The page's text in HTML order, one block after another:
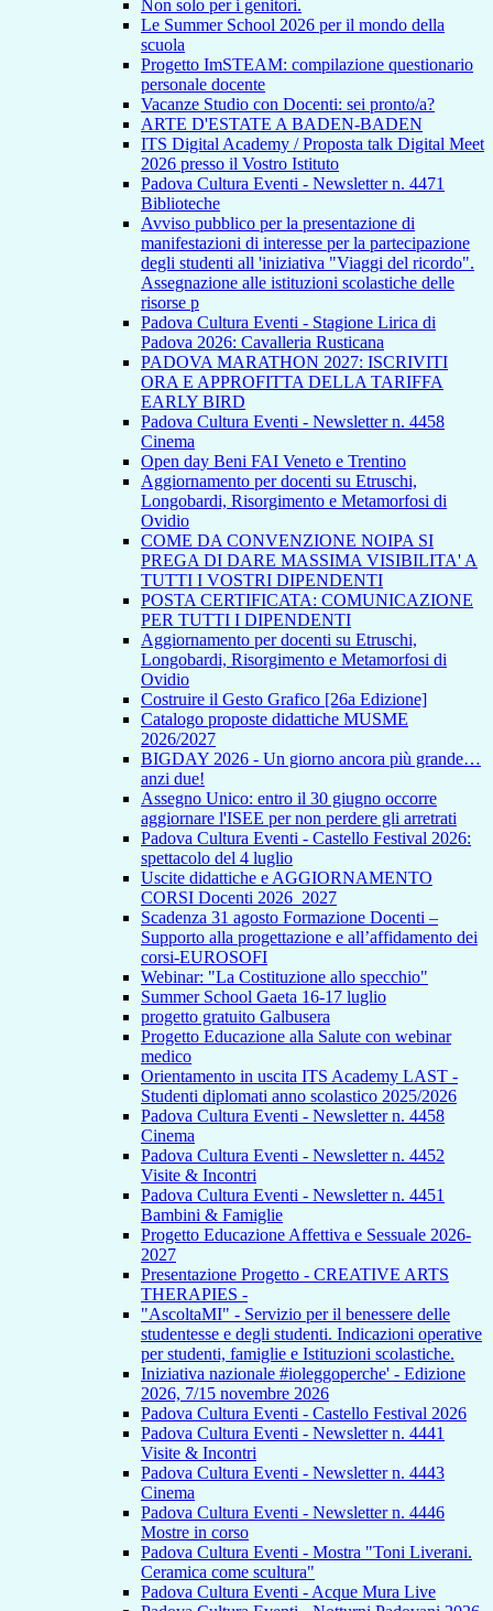
Non solo per i genitori.
Le Summer School 2026 per il mondo della
scuola
Progetto ImSTEAM: compilazione questionario
personale docente
Vacanze Studio con Docenti: sei pronto/a?
ARTE D'ESTATE A BADEN-BADEN
ITS Digital Academy / Proposta talk Digital Meet
2026 presso il Vostro Istituto
Padova Cultura Eventi - Newsletter n. 4471
Biblioteche
Avviso pubblico per la presentazione di
manifestazioni di interesse per la partecipazione
degli studenti all 'iniziativa "Viaggi del ricordo".
Assegnazione alle istituzioni scolastiche delle
risorse p
Padova Cultura Eventi - Stagione Lirica di
Padova 2026: Cavalleria Rusticana
PADOVA MARATHON 2027: ISCRIVITI
ORA E APPROFITTA DELLA TARIFFA
EARLY BIRD
Padova Cultura Eventi - Newsletter n. 4458
Cinema
Open day Beni FAI Veneto e Trentino
Aggiornamento per docenti su Etruschi,
Longobardi, Risorgimento e Metamorfosi di
Ovidio
COME DA CONVENZIONE NOIPA SI
PREGA DI DARE MASSIMA VISIBILITA' A
TUTTI I VOSTRI DIPENDENTI
POSTA CERTIFICATA: COMUNICAZIONE
PER TUTTI I DIPENDENTI
Aggiornamento per docenti su Etruschi,
Longobardi, Risorgimento e Metamorfosi di
Ovidio
Costruire il Gesto Grafico [26a Edizione]
Catalogo proposte didattiche MUSME
2026/2027
BIGDAY 2026 - Un giorno ancora più grande…
anzi due!
Assegno Unico: entro il 30 giugno occorre
aggiornare l'ISEE per non perdere gli arretrati
Padova Cultura Eventi - Castello Festival 2026:
spettacolo del 4 luglio
Uscite didattiche e AGGIORNAMENTO
CORSI Docenti 2026_2027
Scadenza 31 agosto Formazione Docenti –
Supporto alla progettazione e all’affidamento dei
corsi-EUROSOFI
Webinar: "La Costituzione allo specchio"
Summer School Gaeta 16-17 luglio
progetto gratuito Galbusera
Progetto Educazione alla Salute con webinar
medico
Orientamento in uscita ITS Academy LAST -
Studenti diplomati anno scolastico 2025/2026
Padova Cultura Eventi - Newsletter n. 4458
Cinema
Padova Cultura Eventi - Newsletter n. 4452
Visite & Incontri
Padova Cultura Eventi - Newsletter n. 4451
Bambini & Famiglie
Progetto Educazione Affettiva e Sessuale 2026-
2027
Presentazione Progetto - CREATIVE ARTS
THERAPIES -
"AscoltaMI" - Servizio per il benessere delle
studentesse e degli studenti. Indicazioni operative
per studenti, famiglie e Istituzioni scolastiche.
Iniziativa nazionale #ioleggoperche' - Edizione
2026, 7/15 novembre 2026
Padova Cultura Eventi - Castello Festival 2026
Padova Cultura Eventi - Newsletter n. 4441
Visite & Incontri
Padova Cultura Eventi - Newsletter n. 4443
Cinema
Padova Cultura Eventi - Newsletter n. 4446
Mostre in corso
Padova Cultura Eventi - Mostra "Toni Liverani.
Ceramica come scultura"
Padova Cultura Eventi - Acque Mura Live